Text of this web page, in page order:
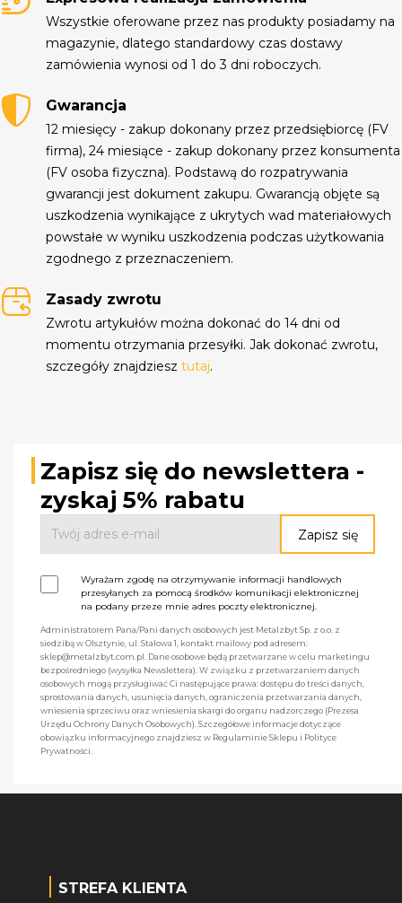
Wszystkie oferowane przez nas produkty posiadamy na
magazynie, dlatego standardowy czas dostawy
zamówienia wynosi od 1 do 3 dni roboczych.
Gwarancja
12 miesięcy - zakup dokonany przez przedsiębiorcę (FV
firma), 24 miesiące - zakup dokonany przez konsumenta
(FV osoba fizyczna). Podstawą do rozpatrywania
gwarancji jest dokument zakupu. Gwarancją objęte są
uszkodzenia wynikające z ukrytych wad materiałowych
powstałe w wyniku uszkodzenia podczas użytkowania
zgodnego z przeznaczeniem.
Zasady zwrotu
Zwrotu artykułów można dokonać do 14 dni od
momentu otrzymania przesyłki. Jak dokonać zwrotu,
szczegóły znajdziesztutaj.
Zapisz się do newslettera -
zyskaj 5% rabatu
Wyrażam zgodę na otrzymywanie informacji handlowych
przesyłanych za pomocą środków komunikacji elektronicznej
na podany przeze mnie adres poczty elektronicznej.
Administratorem Pana/Pani danych osobowych jest Metalzbyt Sp. z o.o. z
siedzibą w Olsztynie, ul. Stalowa 1, kontakt mailowy pod adresem:
sklep@metalzbyt.com.pl. Dane osobowe będą przetwarzane w celu marketingu
bezpośredniego (wysyłka Newslettera). W związku z przetwarzaniem danych
osobowych mogą przysługiwać Ci następujące prawa: dostępu do treści danych,
sprostowania danych, usunięcia danych, ograniczenia przetwarzania danych,
wniesienia sprzeciwu oraz wniesienia skargi do organu nadzorczego (Prezesa
Urzędu Ochrony Danych Osobowych). Szczegółowe informacje dotyczące
obowiązku informacyjnego znajdziesz w Regulaminie Sklepu i Polityce
Prywatności.
STREFA KLIENTA